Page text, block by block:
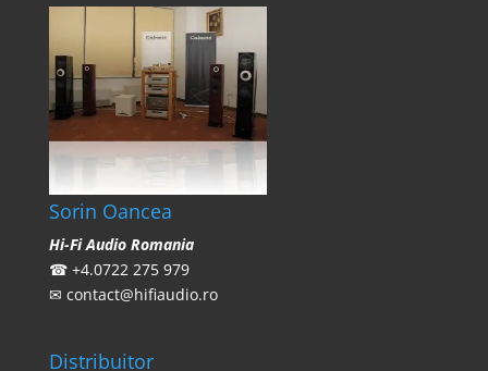
Sorin Oancea
Hi-Fi Audio Romania
☎ +4.0722 275 979
✉ contact@hifiaudio.ro
Distribuitor